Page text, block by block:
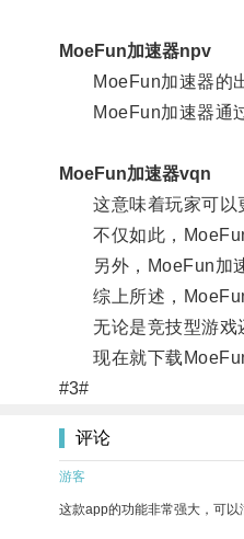
MoeFun加速器npv
MoeFun加速器的出
MoeFun加速器通过
MoeFun加速器vqn
这意味着玩家可以更
不仅如此，MoeFun
另外，MoeFun加速
综上所述，MoeFun
无论是竞技型游戏还
现在就下载MoeFun
#3#
评论
游客
这款app的功能非常强大，可以